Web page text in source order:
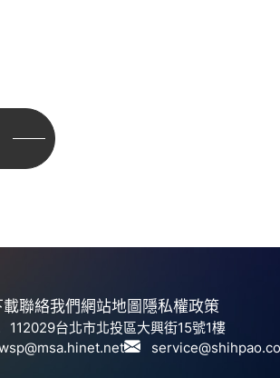
載聯絡我們網站地圖 隱私權政策
112029台北市北投區大興街15號1樓